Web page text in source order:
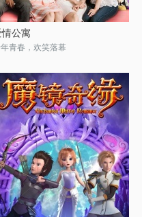
情公寓
青春，欢笑落幕